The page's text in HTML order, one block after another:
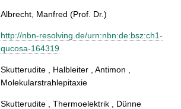
Albrecht, Manfred (Prof. Dr.)
http://nbn-resolving.de/urn:nbn:de:bsz:ch1-
qucosa-164319
Skutterudite , Halbleiter , Antimon ,
Molekularstrahlepitaxie
Skutterudite , Thermoelektrik , Dünne